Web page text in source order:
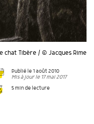
chat Tibère / © Jacques Rime
Publié le 1 août 2010
Mis à jour le 17 mai 2017
5 min de lecture